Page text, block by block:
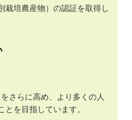
栽培農産物）の認証を取得し
さらに高め、より多くの人
を目指しています。